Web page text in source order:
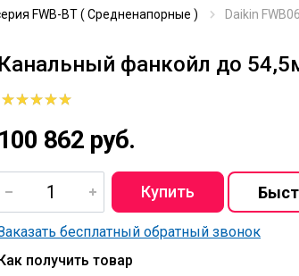
FWB-BT ( Средненапорные ) Daikin
Канальный фанкойл до
100 862 руб.
бесплатный обратный звонок
получить товар